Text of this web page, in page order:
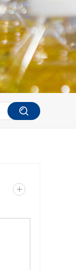
+